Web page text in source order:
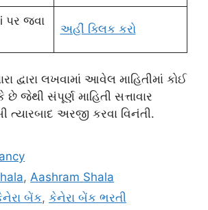
પર જવા
અહીં ક્લિક કરો
દ્વારા લખવામાં આવેલ માહિતીમાં કોઈ
જેથી સંપૂર્ણ માહિતી સત્તાવાર
ત્યારબાદ અરજી કરવા વિનંતી.
, Aashram Shala
બેંક, કેનેરા બેંક ભરતી